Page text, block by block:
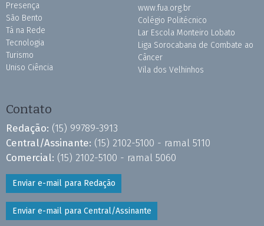
Presença
São Bento
Tá na Rede
Tecnologia
Turismo
Uniso Ciência
www.fua.org.br
Colégio Politécnico
Lar Escola Monteiro Lobato
Liga Sorocabana de Combate ao
Câncer
Vila dos Velhinhos
Contato
Redação: (15) 99789-3913
Central/Assinante: (15) 2102-5100 - ramal 5110
Comercial: (15) 2102-5100 - ramal 5060
Enviar e-mail para Redação
Enviar e-mail para Central/Assinante